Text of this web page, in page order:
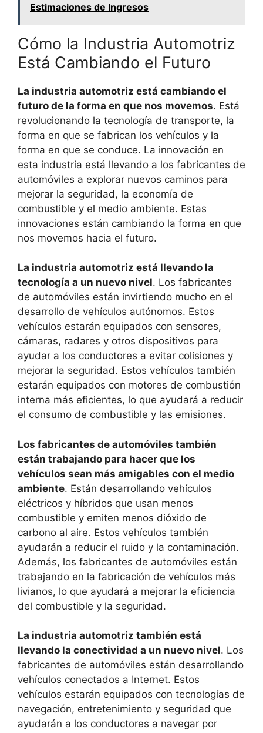
Estimaciones de Ingresos
Cómo la Industria Automotriz
Está Cambiando el Futuro
La industria automotriz está cambiando el
futuro de la forma en que nos movemos. Está
revolucionando la tecnología de transporte, la
forma en que se fabrican los vehículos y la
forma en que se conduce. La innovación en
esta industria está llevando a los fabricantes de
automóviles a explorar nuevos caminos para
mejorar la seguridad, la economía de
combustible y el medio ambiente. Estas
innovaciones están cambiando la forma en que
nos movemos hacia el futuro.
La industria automotriz está llevando la
tecnología a un nuevo nivel. Los fabricantes
de automóviles están invirtiendo mucho en el
desarrollo de vehículos autónomos. Estos
vehículos estarán equipados con sensores,
cámaras, radares y otros dispositivos para
ayudar a los conductores a evitar colisiones y
mejorar la seguridad. Estos vehículos también
estarán equipados con motores de combustión
interna más eficientes, lo que ayudará a reducir
el consumo de combustible y las emisiones.
Los fabricantes de automóviles también
están trabajando para hacer que los
vehículos sean más amigables con el medio
ambiente. Están desarrollando vehículos
eléctricos y híbridos que usan menos
combustible y emiten menos dióxido de
carbono al aire. Estos vehículos también
ayudarán a reducir el ruido y la contaminación.
Además, los fabricantes de automóviles están
trabajando en la fabricación de vehículos más
livianos, lo que ayudará a mejorar la eficiencia
del combustible y la seguridad.
La industria automotriz también está
llevando la conectividad a un nuevo nivel. Los
fabricantes de automóviles están desarrollando
vehículos conectados a Internet. Estos
vehículos estarán equipados con tecnologías de
navegación, entretenimiento y seguridad que
ayudarán a los conductores a navegar por